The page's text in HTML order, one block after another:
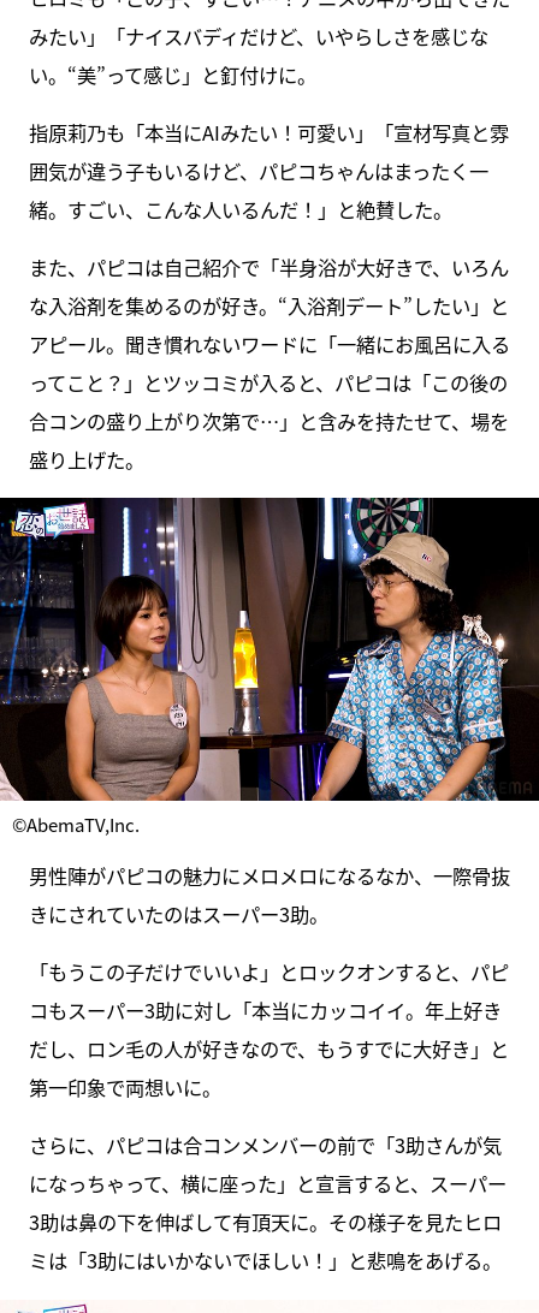
みたい」「ナイスバディだけど、いやらしさを感じな
い。“美”って感じ」と釘付けに。
指原莉乃も「本当にAIみたい！可愛い」「宣材写真と雰
囲気が違う子もいるけど、パピコちゃんはまったく一
緒。すごい、こんな人いるんだ！」と絶賛した。
また、パピコは自己紹介で「半身浴が大好きで、いろん
な入浴剤を集めるのが好き。“入浴剤デート”したい」と
アピール。聞き慣れないワードに「一緒にお風呂に入る
ってこと？」とツッコミが入ると、パピコは「この後の
合コンの盛り上がり次第で…」と含みを持たせて、場を
盛り上げた。
©AbemaTV,Inc.
男性陣がパピコの魅力にメロメロになるなか、一際骨抜
きにされていたのはスーパー3助。
「もうこの子だけでいいよ」とロックオンすると、パピ
コもスーパー3助に対し「本当にカッコイイ。年上好き
だし、ロン毛の人が好きなので、もうすでに大好き」と
第一印象で両想いに。
さらに、パピコは合コンメンバーの前で「3助さんが気
になっちゃって、横に座った」と宣言すると、スーパー
3助は鼻の下を伸ばして有頂天に。その様子を見たヒロ
ミは「3助にはいかないでほしい！」と悲鳴をあげる。